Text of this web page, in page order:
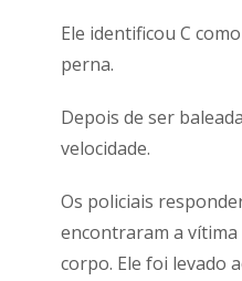
Ele identificou C
perna.
Depois de ser
velocidade.
Os policiais
encontraram a vítima
corpo. Ele foi levado